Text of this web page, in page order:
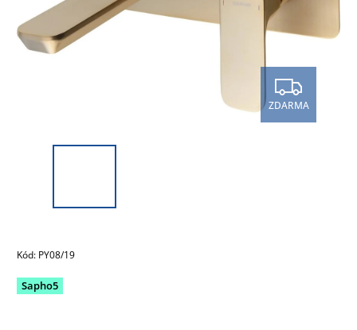
ZDARMA
Kód: PY08/19
Sapho5